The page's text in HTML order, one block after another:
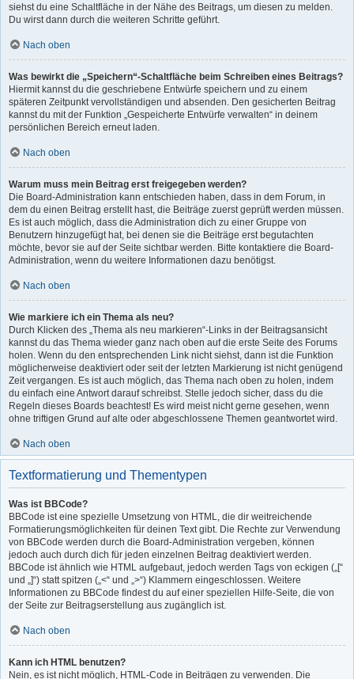
siehst du eine Schaltfläche in der Nähe des Beitrags, um diesen zu melden.
Du wirst dann durch die weiteren Schritte geführt.
Nach oben
Was bewirkt die „Speichern“-Schaltfläche beim Schreiben eines Beitrags?
Hiermit kannst du die geschriebene Entwürfe speichern und zu einem
späteren Zeitpunkt vervollständigen und absenden. Den gesicherten Beitrag
kannst du mit der Funktion „Gespeicherte Entwürfe verwalten“ in deinem
persönlichen Bereich erneut laden.
Nach oben
Warum muss mein Beitrag erst freigegeben werden?
Die Board-Administration kann entschieden haben, dass in dem Forum, in
dem du einen Beitrag erstellt hast, die Beiträge zuerst geprüft werden müssen.
Es ist auch möglich, dass die Administration dich zu einer Gruppe von
Benutzern hinzugefügt hat, bei denen sie die Beiträge erst begutachten
möchte, bevor sie auf der Seite sichtbar werden. Bitte kontaktiere die Board-
Administration, wenn du weitere Informationen dazu benötigst.
Nach oben
Wie markiere ich ein Thema als neu?
Durch Klicken des „Thema als neu markieren“-Links in der Beitragsansicht
kannst du das Thema wieder ganz nach oben auf die erste Seite des Forums
holen. Wenn du den entsprechenden Link nicht siehst, dann ist die Funktion
möglicherweise deaktiviert oder seit der letzten Markierung ist nicht genügend
Zeit vergangen. Es ist auch möglich, das Thema nach oben zu holen, indem
du einfach eine Antwort darauf schreibst. Stelle jedoch sicher, dass du die
Regeln dieses Boards beachtest! Es wird meist nicht gerne gesehen, wenn
ohne triftigen Grund auf alte oder abgeschlossene Themen geantwortet wird.
Nach oben
Textformatierung und Thementypen
Was ist BBCode?
BBCode ist eine spezielle Umsetzung von HTML, die dir weitreichende
Formatierungsmöglichkeiten für deinen Text gibt. Die Rechte zur Verwendung
von BBCode werden durch die Board-Administration vergeben, können
jedoch auch durch dich für jeden einzelnen Beitrag deaktiviert werden.
BBCode ist ähnlich wie HTML aufgebaut, jedoch werden Tags von eckigen („[“
und „]“) statt spitzen („<“ und „>“) Klammern eingeschlossen. Weitere
Informationen zu BBCode findest du auf einer speziellen Hilfe-Seite, die von
der Seite zur Beitragserstellung aus zugänglich ist.
Nach oben
Kann ich HTML benutzen?
Nein, es ist nicht möglich, HTML-Code in Beiträgen zu verwenden. Die